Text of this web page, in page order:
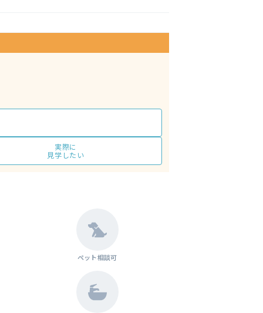
実際に
見学したい
ペット相談可